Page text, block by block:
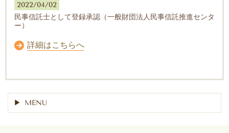
2022/04/02
民事信託士として登録承認（一般財団法人民事信託推進センタ
ー）
詳細はこちらへ
MENU